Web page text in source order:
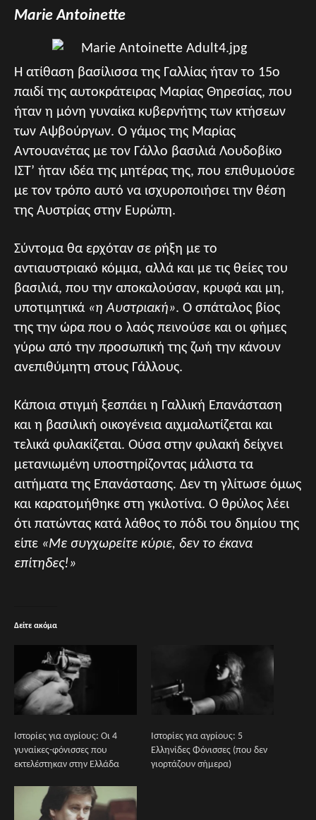
Marie Antoinette
Η ατίθαση βασίλισσα της Γαλλίας ήταν το 15ο
παιδί της αυτοκράτειρας Μαρίας Θηρεσίας, που
ήταν η μόνη γυναίκα κυβερνήτης των κτήσεων
των Αψβούργων. Ο γάμος της Μαρίας
Αντουανέτας με τον Γάλλο βασιλιά Λουδοβίκο
ΙΣΤ’ ήταν ιδέα της μητέρας της, που επιθυμούσε
με τον τρόπο αυτό να ισχυροποιήσει την θέση
της Αυστρίας στην Ευρώπη.
Σύντομα θα ερχόταν σε ρήξη με το
αντιαυστριακό κόμμα, αλλά και με τις θείες του
βασιλιά, που την αποκαλούσαν, κρυφά και μη,
υποτιμητικά «η Αυστριακή». Ο σπάταλος βίος
της την ώρα που ο λαός πεινούσε και οι φήμες
γύρω από την προσωπική της ζωή την κάνουν
ανεπιθύμητη στους Γάλλους.
Κάποια στιγμή ξεσπάει η Γαλλική Επανάσταση
και η βασιλική οικογένεια αιχμαλωτίζεται και
τελικά φυλακίζεται. Ούσα στην φυλακή δείχνει
μετανιωμένη υποστηρίζοντας μάλιστα τα
αιτήματα της Επανάστασης. Δεν τη γλίτωσε όμως
και καρατομήθηκε στη γκιλοτίνα. Ο θρύλος λέει
ότι πατώντας κατά λάθος το πόδι του δημίου της
είπε «Με συγχωρείτε κύριε, δεν το έκανα
επίτηδες!»
Δείτε ακόμα
Ιστορίες για αγρίους: Οι 4
γυναίκες-φόνισσες που
εκτελέστηκαν στην Ελλάδα
Ιστορίες για αγρίους: 5
Ελληνίδες Φόνισσες (που δεν
γιορτάζουν σήμερα)